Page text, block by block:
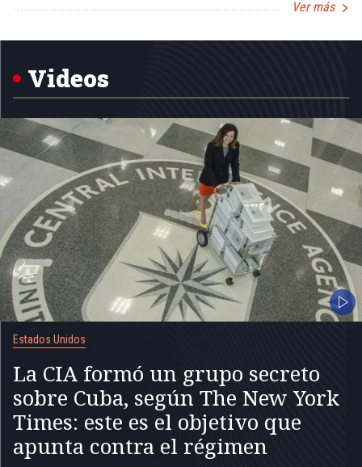
Ver más
1
Videos
Estados Unidos
La CIA formó un grupo secreto
sobre Cuba, según The New York
Times: este es el objetivo que
apunta contra el régimen